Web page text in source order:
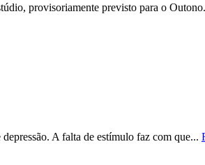
provisoriamente previsto para o
A falta de estímulo faz com que...